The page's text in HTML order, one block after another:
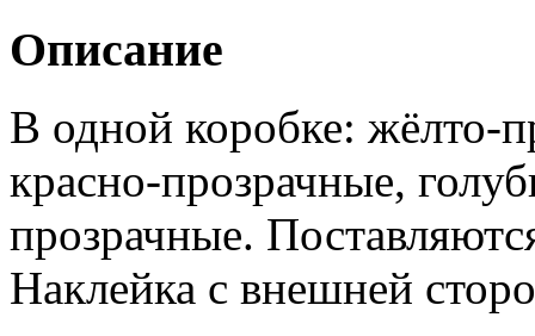
Описание
В одной коробке: жёлто-
красно-прозрачные,
прозрачные.
Наклейка с внешней